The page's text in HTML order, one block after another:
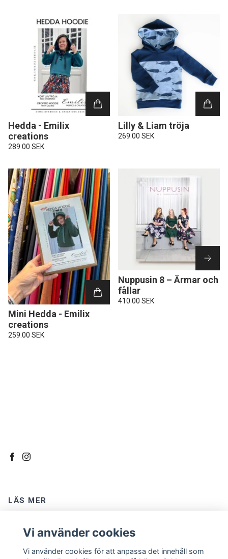
Hedda - Emilix
creations
289.00 SEK
Lilly & Liam tröja
269.00 SEK
Mini Hedda - Emilix
creations
259.00 SEK
Nuppusin 8 – Ärmar och
fållar
410.00 SEK
LÄS MER
Om oss
Köpvillkor
Vi använder cookies
Vi använder cookies för att anpassa det innehåll som